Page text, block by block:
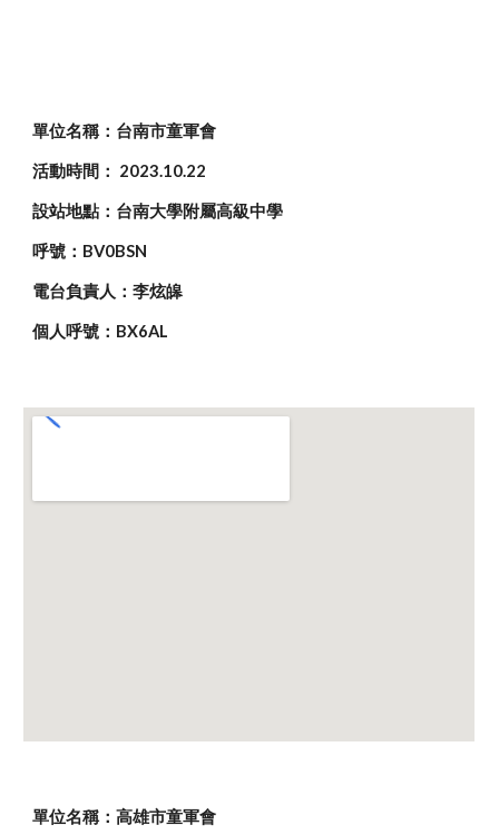
單位名稱：台南市童軍會
活動時間： 2023.10.22
設站地點： 台南大學附屬高級中學
呼號：BV0BSN
電台負責人：李炫皞
個人呼號：BX6AL
單位名稱：高雄市童軍會